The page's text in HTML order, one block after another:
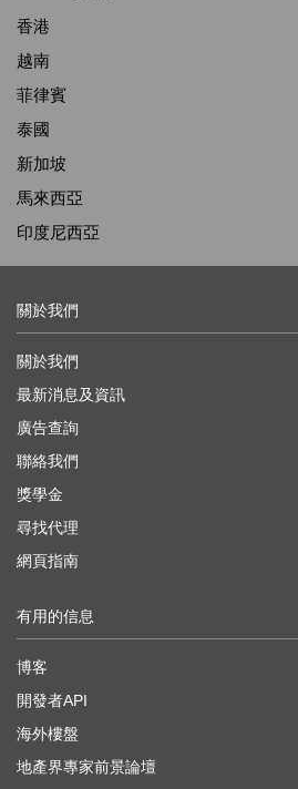
香港
越南
菲律賓
泰國
新加坡
馬來西亞
印度尼西亞
關於我們
關於我們
最新消息及資訊
廣告查詢
聯絡我們
獎學金
尋找代理
網頁指南
有用的信息
博客
開發者API
海外樓盤
地產界專家前景論壇